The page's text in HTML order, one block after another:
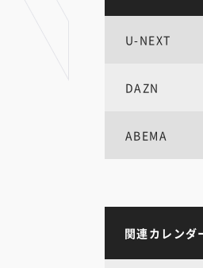
U-NEXT
DAZN
ABEMA
関連カレンダ